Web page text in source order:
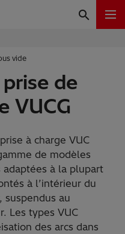
vide
de
VUCG
à charge VUC
de modèles
adaptées à la plupart
à l’intérieur du
suspendus au
Les types VUC
des arcs dans